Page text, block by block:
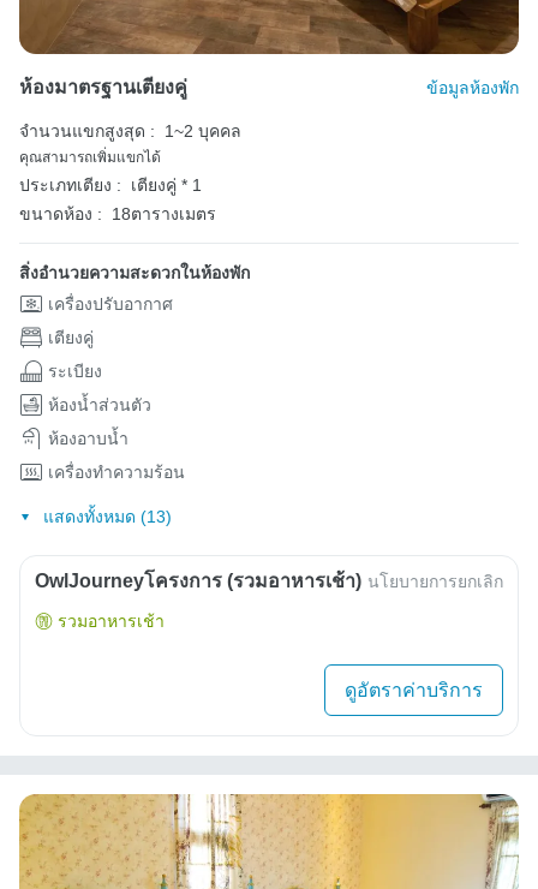
ห้องมาตรฐานเตียงคู่ ข้อมูลห้องพัก
จำนวนแขกสูงสุด : 1~2 บุคคล
คุณสามารถเพิ่มแขกได้
ประเภทเตียง :
เตียงคู่ * 1
ขนาดห้อง :
18ตารางเมตร
สิ่งอำนวยความสะดวกในห้องพัก
เครื่องปรับอากาศ
เตียงคู่
ระเบียง
ห้องน้ำส่วนตัว
ห้องอาบน้ำ
เครื่องทำความร้อน
แสดงทั้งหมด (13)
OwlJourneyโครงการ (รวมอาหารเช้า) นโยบายการยกเลิก
รวมอาหารเช้า
ดูอัตราค่าบริการ